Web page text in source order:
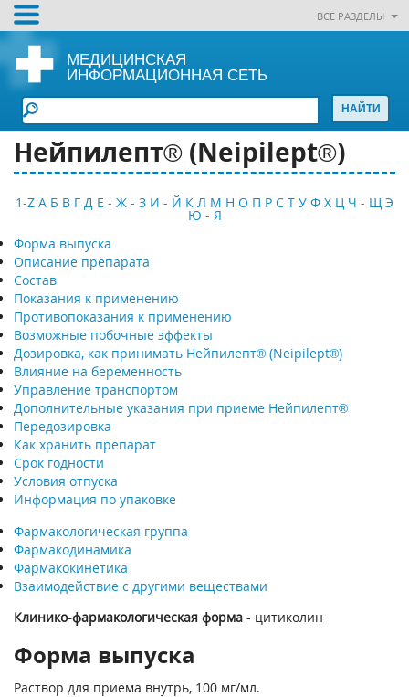
ВСЕ РАЗДЕЛЫ
МЕДИЦИНСКАЯ
ИНФОРМАЦИОННАЯ СЕТЬ
Нейпилепт® (Neipilept®)
1-Z А Б В Г Д Е - Ж - З И - Й К Л М Н О П Р С Т У Ф Х Ц Ч - Щ Э
Ю - Я
Форма выпуска
Описание препарата
Состав
Показания к применению
Противопоказания к применению
Возможные побочные эффекты
Дозировка, как принимать Нейпилепт® (Neipilept®)
Влияние на беременность
Управление транспортом
Дополнительные указания при приеме Нейпилепт®
Передозировка
Как хранить препарат
Срок годности
Условия отпуска
Информация по упаковке
Фармакологическая группа
Фармакодинамика
Фармакокинетика
Взаимодействие с другими веществами
Клинико-фармакологическая форма - цитиколин
Форма выпуска
Раствор для приема внутрь, 100 мг/мл.